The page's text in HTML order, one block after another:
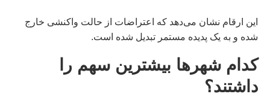
این ارقام نشان می‌دهد که اعتراضات از حالت واکنشی خارج
شده و به یک پدیده مستمر تبدیل شده است.
کدام شهرها بیشترین سهم را
داشتند؟